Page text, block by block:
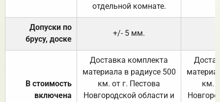
отдельной комнате.
Допуски по
брусу, доске
+/- 5 мм.
В стоимость
включена
Доставка комплекта
материала в радиусе 500
км. от г. Пестова
Новгородской области и
км.